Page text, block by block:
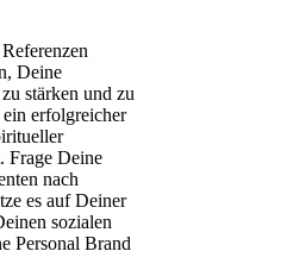
Deine
stärken und zu
erfolgreicher
Frage Deine
nach
es auf Deiner
sozialen
Personal Brand